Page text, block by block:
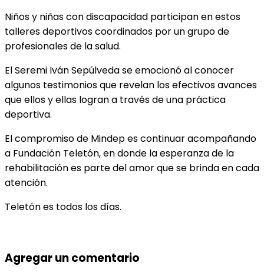
Niños y niñas con discapacidad participan en estos
talleres deportivos coordinados por un grupo de
profesionales de la salud.
El Seremi Iván Sepúlveda se emocionó al conocer
algunos testimonios que revelan los efectivos avances
que ellos y ellas logran a través de una práctica
deportiva.
El compromiso de Mindep es continuar acompañando
a Fundación Teletón, en donde la esperanza de la
rehabilitación es parte del amor que se brinda en cada
atención.
Teletón es todos los días.
Agregar un comentario